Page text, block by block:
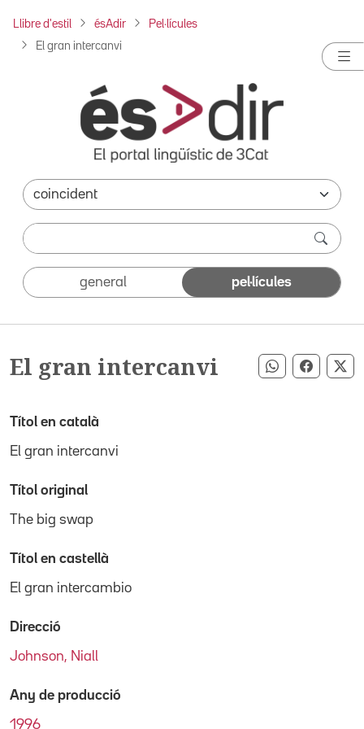
Llibre d'estil ésAdir Pel·lícules
El gran intercanvi
general pel·lícules
El gran intercanvi Compartir
Títol en català
El gran intercanvi
Títol original
The big swap
Títol en castellà
El gran intercambio
Direcció
Johnson, Niall
Any de producció
1996